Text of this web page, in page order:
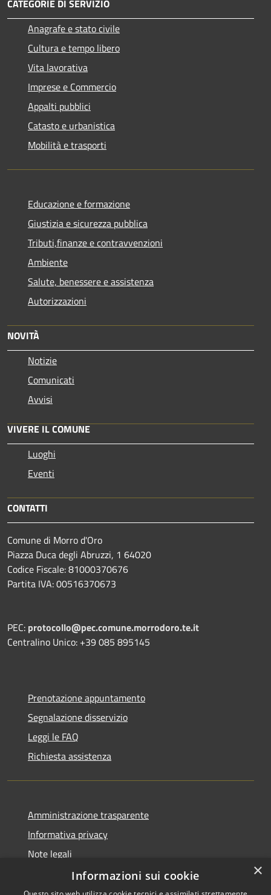
CATEGORIE DI SERVIZIO
Anagrafe e stato civile
Cultura e tempo libero
Vita lavorativa
Imprese e Commercio
Appalti pubblici
Catasto e urbanistica
Mobilità e trasporti
Educazione e formazione
Giustizia e sicurezza pubblica
Tributi,finanze e contravvenzioni
Ambiente
Salute, benessere e assistenza
Autorizzazioni
NOVITÀ
Notizie
Comunicati
Avvisi
VIVERE IL COMUNE
Luoghi
Eventi
CONTATTI
Comune di Morro d'Oro
Piazza Duca degli Abruzzi, 1 64020
Codice Fiscale: 81000370676
Partita IVA: 00516370673
PEC: protocollo@pec.comune.morrodoro.te.it
Centralino Unico: +39 085 895145
Prenotazione appuntamento
Segnalazione disservizio
Leggi le FAQ
Richiesta assistenza
Amministrazione trasparente
Informativa privacy
Note legali
Dichiarazione di accessibilità
×
Informazioni sui cookie